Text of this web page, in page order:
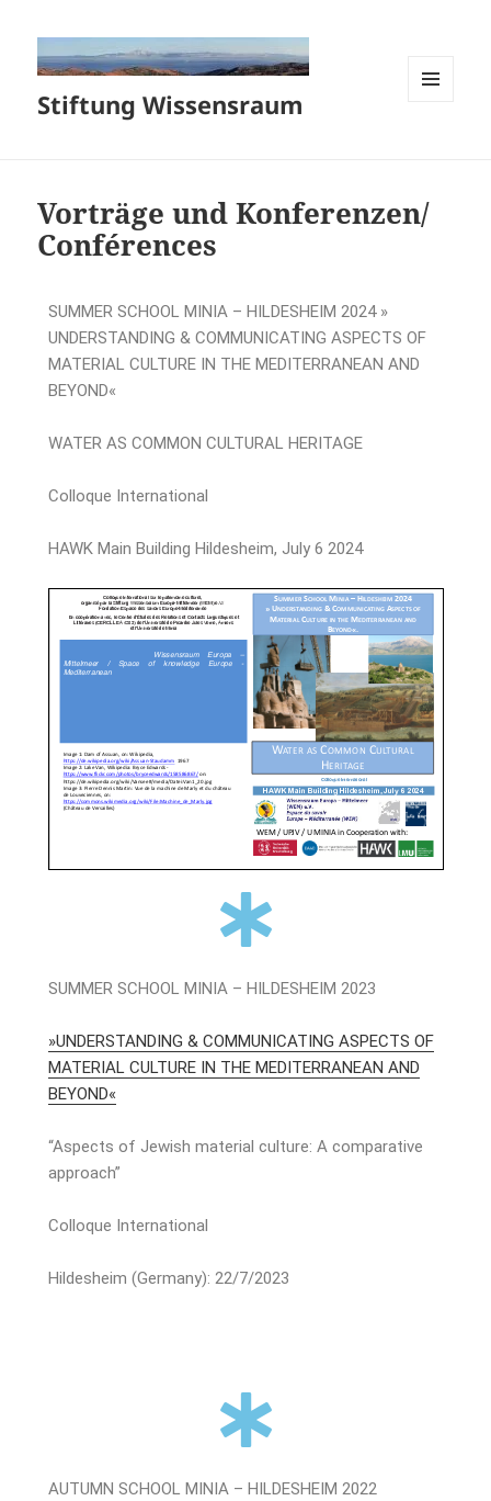
Stiftung Wissensraum
Vorträge und Konferenzen/
Conférences
SUMMER SCHOOL MINIA – HILDESHEIM 2024 »
UNDERSTANDING & COMMUNICATING ASPECTS OF
MATERIAL CULTURE IN THE MEDITERRANEAN AND
BEYOND«
WATER AS COMMON CULTURAL HERITAGE
Colloque International
HAWK Main Building Hildesheim, July 6 2024
SUMMER SCHOOL MINIA – HILDESHEIM 2023
»UNDERSTANDING & COMMUNICATING ASPECTS OF
MATERIAL CULTURE IN THE MEDITERRANEAN AND
BEYOND«
“Aspects of Jewish material culture: A comparative
approach”
Colloque International
Hildesheim (Germany): 22/7/2023
AUTUMN SCHOOL MINIA – HILDESHEIM 2022